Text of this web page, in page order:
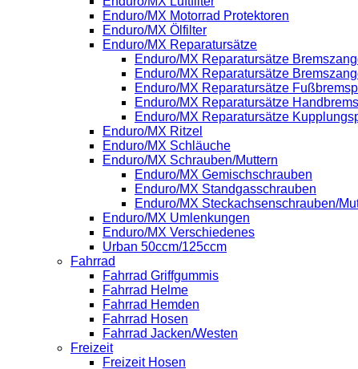
Enduro/MX Motorrad Protektoren
Enduro/MX Ölfilter
Enduro/MX Reparatursätze
Enduro/MX Reparatursätze
Enduro/MX Reparatursätze
Enduro/MX Reparatursätze
Enduro/MX Reparatursätze
Enduro/MX Reparatursätze
Enduro/MX Ritzel
Enduro/MX Schläuche
Enduro/MX Schrauben/Muttern
Enduro/MX Gemischschrauben
Enduro/MX Standgasschrauben
Enduro/MX Steckachsenschrauben/
Enduro/MX Umlenkungen
Enduro/MX Verschiedenes
Urban 50ccm/125ccm
Fahrrad
Fahrrad Griffgummis
Fahrrad Helme
Fahrrad Hemden
Fahrrad Hosen
Fahrrad Jacken/Westen
Freizeit
Freizeit Hosen